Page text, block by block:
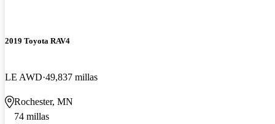
2019 Toyota RAV4
LE AWD 49,837 millas
Rochester, MN
74 millas